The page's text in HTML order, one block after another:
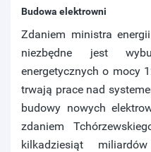
Budowa elektrowni
Zdaniem ministra
niezbędne jest
energetycznych o mocy
trwają prace nad
budowy nowych
zdaniem
kilkadziesiąt